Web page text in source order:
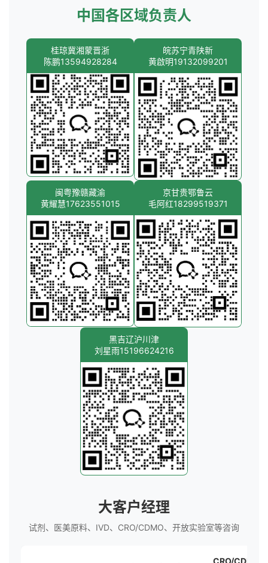
中国各区域负责人
桂琼冀湘蒙晋浙
陈鹏13594928284
皖苏宁青陕新
黄啟明19132099201
闽粤豫赣藏渝
黄耀慧17623551015
京甘贵鄂鲁云
毛阿红18299519371
黑吉辽沪川津
刘星雨15196624216
大客户经理
试剂、医美原料、IVD、CRO/CDMO、开放实验室等咨询
CRO/CDMO